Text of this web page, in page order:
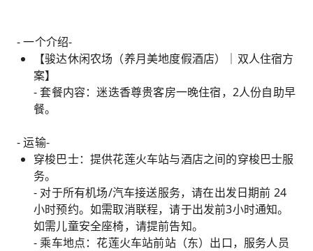
- 一个介绍-
【骏达休闲农场（养月美地度假酒店）｜双人住宿方
案】
- 套餐内容：迷迭香尊贵客房一晚住宿，2人份自助早
餐。
- 运输-
穿梭巴士：提供花莲火车站与酒店之间的穿梭巴士服
务。
- 对于所有机场/汽车接送服务，请在出发日期前 24
小时预约。如需取消联程，请于出发前3小时通知。
如需儿童安全座椅，请提前告知。
- 乘车地点：花莲火车站前站（东）出口，服务人员